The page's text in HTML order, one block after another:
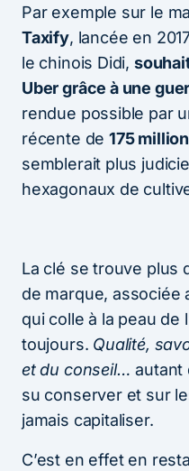
Par exemple sur le
Taxify, lancée en
le chinois Didi,
Uber grâce à une
rendue possible par
récente de175
semblerait plus
hexagonaux de
La clé se trouve plus
de marque, associée
qui colle à la peau de
toujours. Qualité,
et du conseil… autant
su conserver et sur
jamais capitaliser.
C’est en effet en